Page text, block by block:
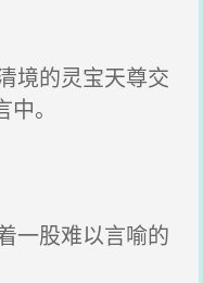
境的灵宝天尊交
。
一股难以言喻的